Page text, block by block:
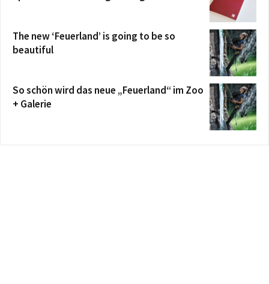
The new ‘Feuerland’ is going to be so
beautiful
So schön wird das neue „Feuerland“ im Zoo
+ Galerie